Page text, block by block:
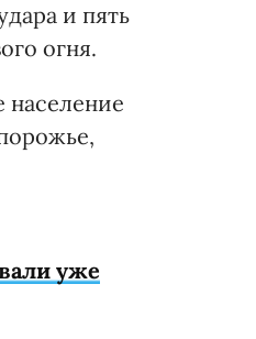
и пять
огня.
население
уже